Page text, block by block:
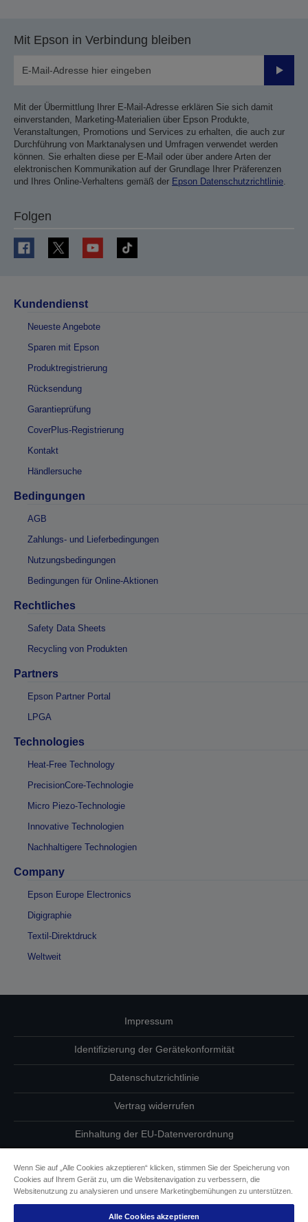
Mit Epson in Verbindung bleiben
Mit der Übermittlung Ihrer E-Mail-Adresse erklären Sie sich damit
einverstanden, Marketing-Materialien über Epson Produkte,
Veranstaltungen, Promotions und Services zu erhalten, die auch zur
Durchführung von Marktanalysen und Umfragen verwendet werden
können. Sie erhalten diese per E-Mail oder über andere Arten der
elektronischen Kommunikation auf der Grundlage Ihrer Präferenzen
und Ihres Online-Verhaltens gemäß der Epson Datenschutzrichtlinie
Folgen
Kundendienst
Neueste Angebote
Sparen mit Epson
Produktregistrierung
Rücksendung
Garantieprüfung
CoverPlus-Registrierung
Kontakt
Händlersuche
Bedingungen
AGB
Zahlungs- und Lieferbedingungen
Nutzungsbedingungen
Bedingungen für Online-Aktionen
Rechtliches
Safety Data Sheets
Recycling von Produkten
Partners
Epson Partner Portal
LPGA
Technologies
Heat-Free Technology
PrecisionCore-Technologie
Micro Piezo-Technologie
Innovative Technologien
Nachhaltigere Technologien
Company
Epson Europe Electronics
Digigraphie
Textil-Direktdruck
Weltweit
Impressum
Identifizierung der Gerätekonformität
Datenschutzrichtlinie
Vertrag widerrufen
Einhaltung der EU-Datenverordnung
Informationen zu Cookies
Epson Engagement für Barrierefreiheit
Wenn Sie auf „Alle Cookies akzeptieren“ klicken, stimmen Sie der Speicherung von
Cookies auf Ihrem Gerät zu, um die Websitenavigation zu verbessern, die
Websitenutzung zu analysieren und unsere Marketingbemühungen zu unterstützen.
Alle Cookies akzeptieren